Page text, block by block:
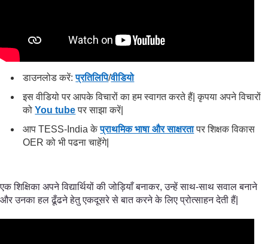
डाउनलोड करें:प्रतिलिपि/वीडियो
इस वीडियो पर आपके विचारों का हम स्वागत करते हैं| कृपया अपने विचारों
कोYou tubeपर साझा करें|
आप TESS-India केप्राथमिक भाषा और साक्षरतापर शिक्षक विकास
OER को भी पढना चाहेंगे|
एक शिक्षिका अपने विद्यार्थियों की जोड़ियाँ बनाकर, उन्हें साथ-साथ सवाल बनाने
और उनका हल ढूँढने हेतु एकदूसरे से बात करने के लिए प्रोत्साहन देती हैं|